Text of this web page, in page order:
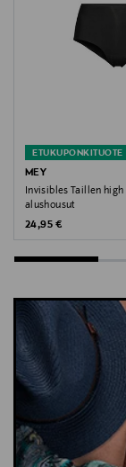
Chantelle, t-
isorintaisille,
ETUKUPONKITUOTE
MEY
Invisibles Taillen
alushousut
Original Price
24,95 €